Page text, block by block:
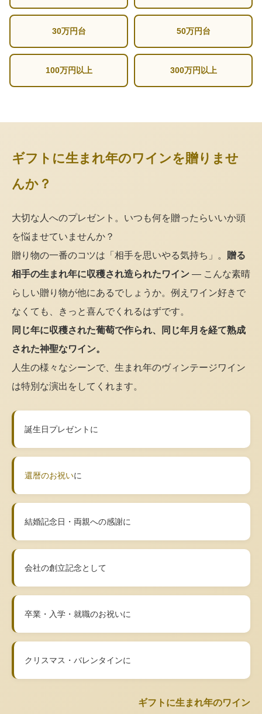
30万円台 50万円台
100万円以上 300万円以上
ギフトに生まれ年のワインを贈りませ
んか？
大切な人へのプレゼント。いつも何を贈ったらいいか頭
を悩ませていませんか？
贈り物の一番のコツは「相手を思いやる気持ち」。 贈る
相手の生まれ年に収穫され造られたワイン — こんな素晴
らしい贈り物が他にあるでしょうか。例えワイン好きで
なくても、きっと喜んでくれるはずです。
同じ年に収穫された葡萄で作られ、同じ年月を経て熟成
された神聖なワイン。
人生の様々なシーンで、生まれ年のヴィンテージワイン
は特別な演出をしてくれます。
誕生日プレゼントに
還暦のお祝いに
結婚記念日・両親への感謝に
会社の創立記念として
卒業・入学・就職のお祝いに
クリスマス・バレンタインに
ギフトに生まれ年のワイン